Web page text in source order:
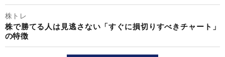
株トレ
株で勝てる人は見逃さない「すぐに損切りすべきチャート」
の特徴